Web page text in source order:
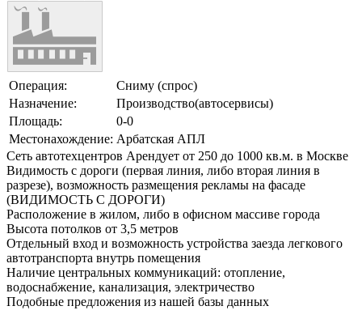
Операция:
Сниму (спрос)
Назначение:
Производство(автосервисы)
Площадь:
0-0
Местонахождение: Арбатская АПЛ
Сеть автотехцентров Арендует от 250 до 1000 кв.м. в Москве
Видимость с дороги (первая линия, либо вторая линия в
разрезе), возможность размещения рекламы на фасаде
(ВИДИМОСТЬ С ДОРОГИ)
Расположение в жилом, либо в офисном массиве города
Высота потолков от 3,5 метров
Отдельный вход и возможность устройства заезда легкового
автотранспорта внутрь помещения
Наличие центральных коммуникаций: отопление,
водоснабжение, канализация, электричество
Подобные предложения из нашей базы данных